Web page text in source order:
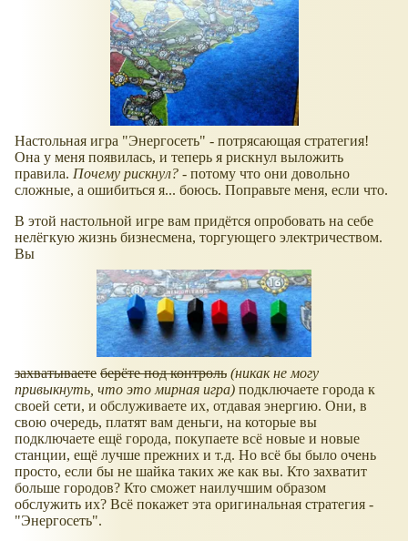
Настольная игра "Энергосеть" - потрясающая стратегия!
Она у меня появилась, и теперь я рискнул выложить
правила. Почему рискнул? - потому что они довольно
сложные, а ошибиться я... боюсь. Поправьте меня, если что.
В этой настольной игре вам придётся опробовать на себе
нелёгкую жизнь бизнесмена, торгующего электричеством.
Вы
захватываете берёте под контроль (никак не могу
привыкнуть, что это мирная игра) подключаете города к
своей сети, и обслуживаете их, отдавая энергию. Они, в
свою очередь, платят вам деньги, на которые вы
подключаете ещё города, покупаете всё новые и новые
станции, ещё лучше прежних и т.д. Но всё бы было очень
просто, если бы не шайка таких же как вы. Кто захватит
больше городов? Кто сможет наилучшим образом
обслужить их? Всё покажет эта оригинальная стратегия -
"Энергосеть".